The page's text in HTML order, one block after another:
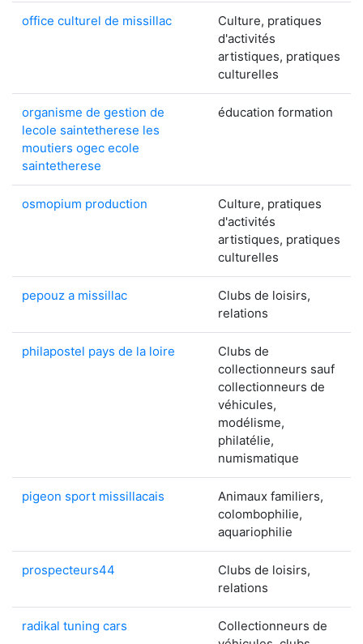
office culturel de missillac
Culture, pratiques
d'activités
artistiques, pratiques
culturelles
organisme de gestion de
lecole saintetherese les
moutiers ogec ecole
saintetherese
éducation formation
osmopium production
Culture, pratiques
d'activités
artistiques, pratiques
culturelles
pepouz a missillac
Clubs de loisirs,
relations
philapostel pays de la loire
Clubs de
collectionneurs sauf
collectionneurs de
véhicules,
modélisme,
philatélie,
numismatique
pigeon sport missillacais
Animaux familiers,
colombophilie,
aquariophilie
prospecteurs44
Clubs de loisirs,
relations
radikal tuning cars
Collectionneurs de